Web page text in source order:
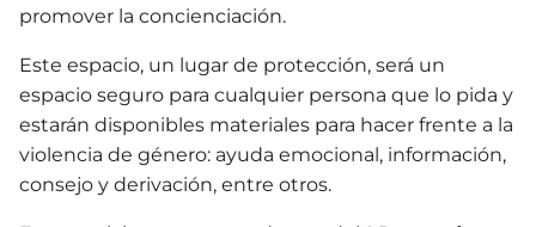
promover la concienciación.
Este espacio, un lugar de protección, será un
espacio seguro para cualquier persona que lo pida y
estarán disponibles materiales para hacer frente a la
violencia de género: ayuda emocional, información,
consejo y derivación, entre otros.